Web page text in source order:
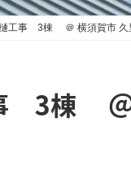
工事 3棟 ＠ 横須賀市 久
3棟 ＠